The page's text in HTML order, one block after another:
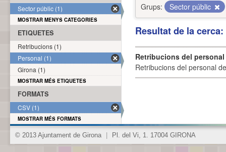
Grups:
Sector públic
Resultat de la
Retribucions del
Retribucions del personal
Sector públic (1)
MOSTRAR MENYS CATEGORIES
ETIQUETES
Retribucions (1)
Personal (1)
Girona (1)
MOSTRAR MÉS ETIQUETES
FORMATS
CSV (1)
MOSTRAR MÉS FORMATS
© 2013 Ajuntament de Girona Pl. del Vi, 1. 17004 GIRONA